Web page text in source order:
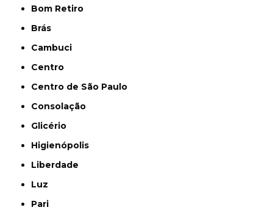
Bom Retiro
Brás
Cambuci
Centro
Centro de São Paulo
Consolação
Glicério
Higienópolis
Liberdade
Luz
Pari